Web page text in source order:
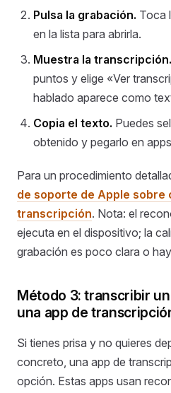
Pulsa la grabación. Toca
en la lista para abrirla.
Muestra la transcripción.
puntos y elige «Ver
hablado aparece como
Copia el texto. Puedes
obtenido y pegarlo en
Para un procedimiento
de soporte de Apple sobre
transcripción. Nota: el
ejecuta en el dispositivo; la
grabación es poco clara o
Método 3: transcribir
una app de
Si tienes prisa y no quieres
concreto, una app de
opción. Estas apps usan